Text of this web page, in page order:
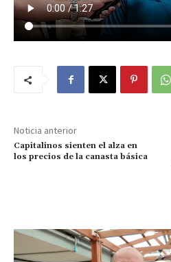
Noticia anterior
Capitalinos sienten el alza en
los precios de la canasta básica